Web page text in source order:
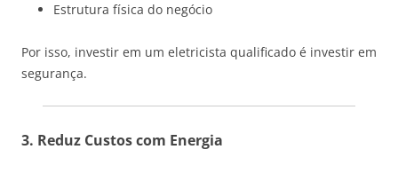
Estrutura física do negócio
Por isso, investir em um eletricista qualificado é investir em
segurança.
3. Reduz Custos com Energia